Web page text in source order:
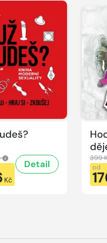
Kč
Detail
399
od